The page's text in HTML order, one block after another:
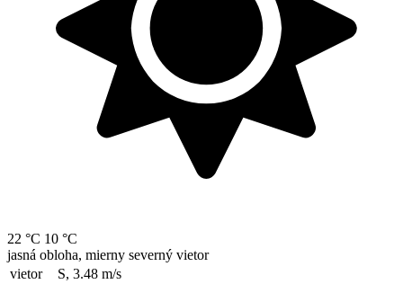
22 °C 10 °C
jasná obloha, mierny severný vietor
vietor
S, 3.48 m/s